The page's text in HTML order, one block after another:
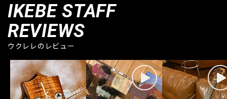
IKEBE STAFF
REVIEWS
ウクレレのレビュー